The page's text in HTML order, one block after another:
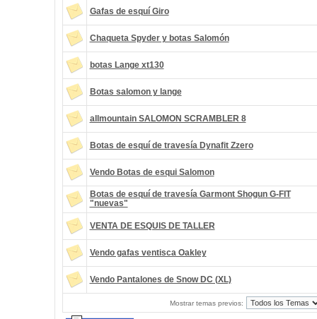
Gafas de esquí Giro
Chaqueta Spyder y botas Salomón
botas Lange xt130
Botas salomon y lange
allmountain SALOMON SCRAMBLER 8
Botas de esquí de travesía Dynafit Zzero
Vendo Botas de esqui Salomon
Botas de esquí de travesía Garmont Shogun G-FIT
"nuevas"
VENTA DE ESQUIS DE TALLER
Vendo gafas ventisca Oakley
Vendo Pantalones de Snow DC (XL)
Mostrar temas previos: